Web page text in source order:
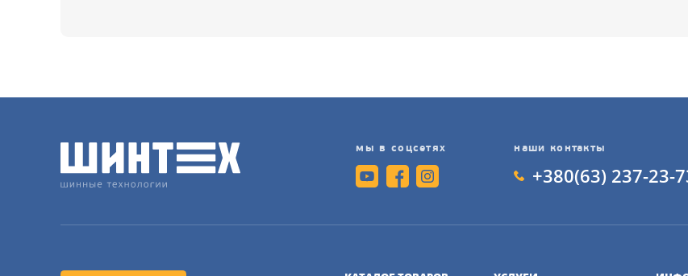
мы в соцсетях наши контакты
+380(63) 237-23-